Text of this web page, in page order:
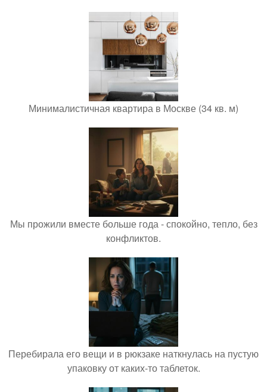
Минималистичная квартира в Москве (34 кв. м)
Мы прожили вместе больше года - спокойно, тепло, без
конфликтов.
Перебирала его вещи и в рюкзаке наткнулась на пустую
упаковку от каких-то таблеток.